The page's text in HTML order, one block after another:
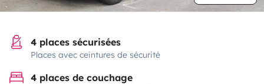
4 places sécurisées
Places avec ceintures de sécurité
4 places de couchage